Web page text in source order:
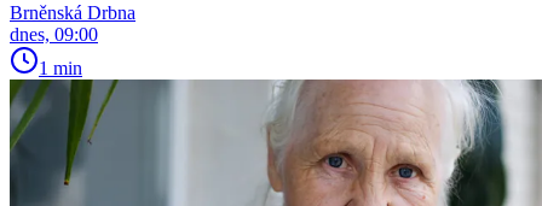
Brněnská Drbna
dnes, 09:00
1 min